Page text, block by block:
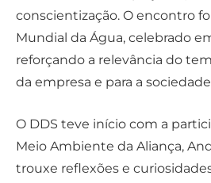
conscientização. O encontro
Mundial da Água, celebrado
reforçando a relevância do
da empresa e para a
O DDS teve início com a
Meio Ambiente da Aliança,
trouxe reflexões e